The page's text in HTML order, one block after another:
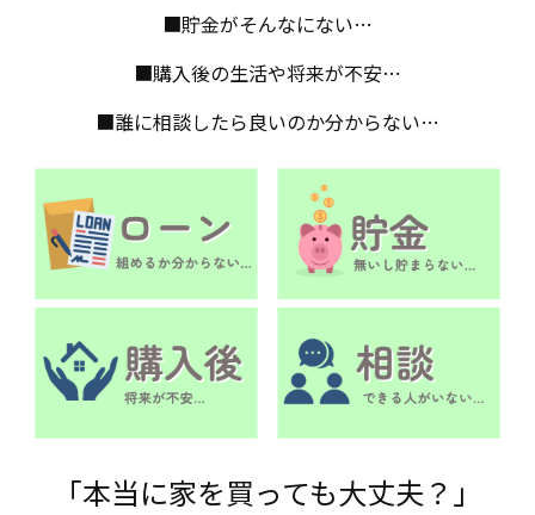
■貯金がそんなにない…
■購入後の生活や将来が不安…
■誰に相談したら良いのか分からない…
「本当に家を買っても大丈夫？」